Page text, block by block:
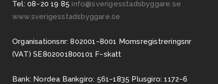
Tel: 08−20 19 85 info@sverigesstadsbyggare.se
www.sverigesstadsbyggare.se
Organisationsnr: 802001−8001 Momsregistreringsnr
(VAT) SE802001800101 F−skatt
Bank: Nordea Bankgiro: 561−1835 Plusgiro: 1172−6